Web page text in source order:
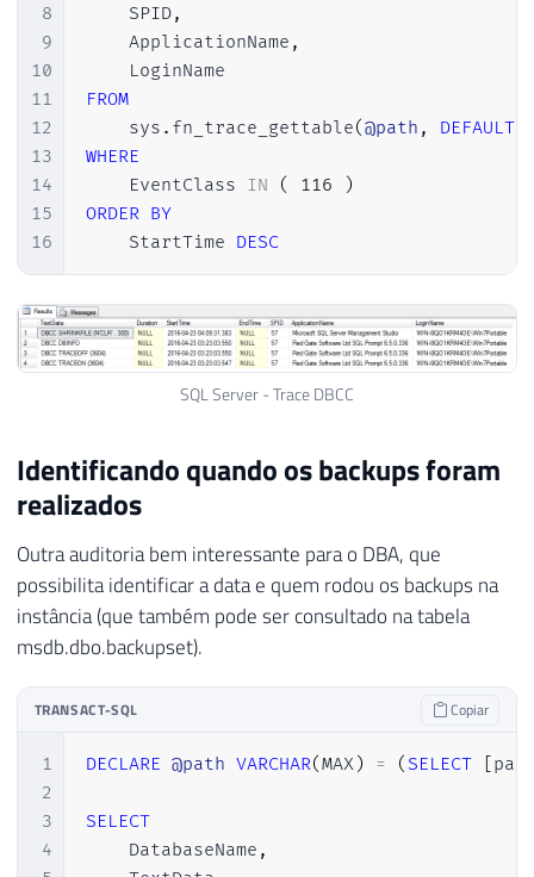
8
9
10
11
12
13
14
15
16
    SPID
,
    ApplicationName
,
FROM
    sys
. fn_trace_gettable(@path , DEFAULT)
WHERE
    EventClass
IN ( 116
)
ORDER BY
    StartTime
DESC
SQL Server - Trace DBCC
Identificando quando os backups foram
realizados
Outra auditoria bem interessante para o DBA, que
possibilita identificar a data e quem rodou os backups na
instância (que também pode ser consultado na tabela
msdb.dbo.backupset).
TRANSACT-SQL Copiar
1
2
3
4
DECLARE @path VARCHAR(MAX) = ( SELECT [
SELECT
    DatabaseName
,